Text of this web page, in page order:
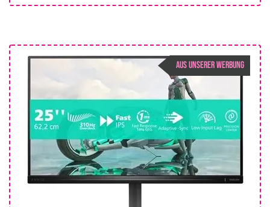
AUS UNSERER WERBUNG